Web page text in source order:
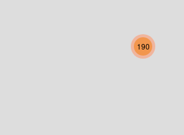
Niederösterreich
Oberösterreich
190